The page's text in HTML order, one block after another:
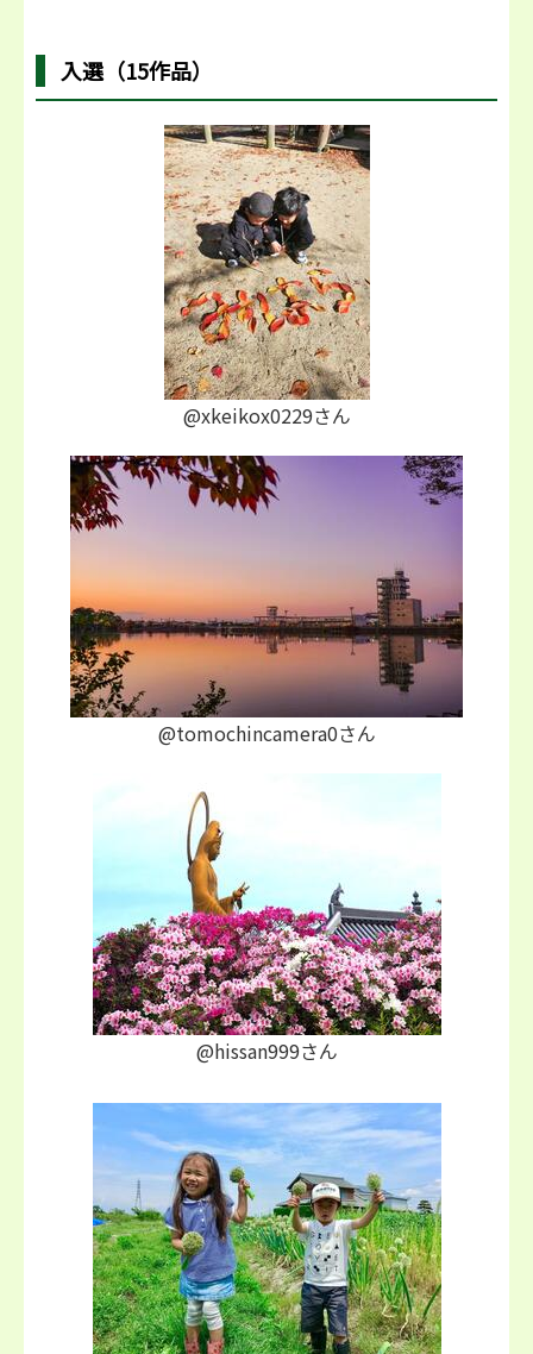
入選（15作品）
@xkeikox0229さん
@tomochincamera0さん
@hissan999さん